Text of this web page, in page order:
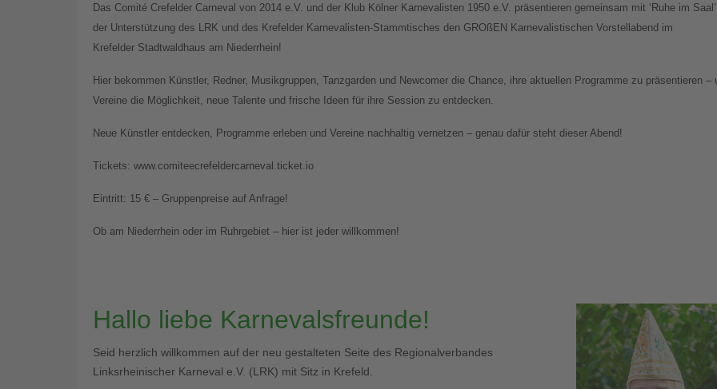
Das Comité Crefelder Carneval von 2014 e.V. und der Klub Kölner Karnevalisten 1950 e.V. präsentieren gemeinsam mit ‘Ruhe im Saal’
der Unterstützung des LRK und des Krefelder Karnevalisten-Stammtisches den GROßEN Karnevalistischen Vorstellabend im
Krefelder Stadtwaldhaus am Niederrhein!
Hier bekommen Künstler, Redner, Musikgruppen, Tanzgarden und Newcomer die Chance, ihre aktuellen Programme zu präsentieren –
Vereine die Möglichkeit, neue Talente und frische Ideen für ihre Session zu entdecken.
Neue Künstler entdecken, Programme erleben und Vereine nachhaltig vernetzen – genau dafür steht dieser Abend!
Tickets: www.comiteecrefeldercarneval.ticket.io
Eintritt: 15 € – Gruppenpreise auf Anfrage!
Ob am Niederrhein oder im Ruhrgebiet – hier ist jeder willkommen!
Hallo liebe Karnevalsfreunde!
Seid herzlich willkommen auf der neu gestalteten Seite des Regionalverbandes
Linksrheinischer Karneval e.V. (LRK) mit Sitz in Krefeld.